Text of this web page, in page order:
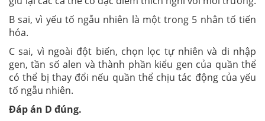
B sai, vì yếu tố ngẫu nhiên là một trong 5 nhân tố tiến
hóa.
C sai, vì ngoài đột biến, chọn lọc tự nhiên và di nhập
gen, tần số alen và thành phần kiểu gen của quần thể
có thể bị thay đổi nếu quần thể chịu tác động của yếu
tố ngẫu nhiên.
Đáp án D đúng.